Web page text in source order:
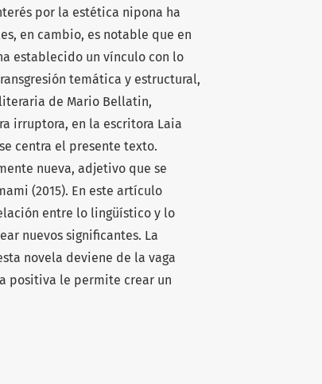
por la estética nipona ha
en cambio, es notable que en
establecido un vínculo con lo
temática y estructural,
de Mario Bellatin,
irruptora, en la escritora Laia
centra el presente texto.
nueva, adjetivo que se
(2015). En este artículo
entre lo lingüístico y lo
nuevos significantes. La
novela deviene de la vaga
positiva le permite crear un